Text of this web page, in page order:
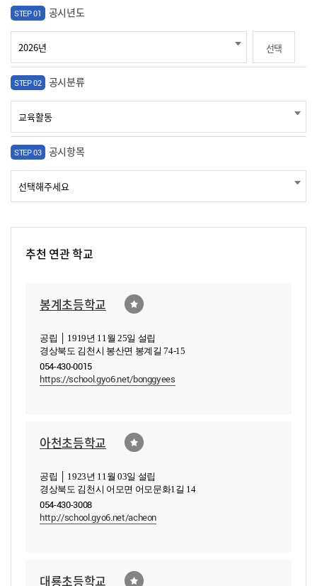
STEP 01 공시년도
선택
STEP 02 공시분류
STEP 03 공시항목
추천 연관 학교
봉계초등학교
공립 │ 1919년 11월 25일 설립
경상북도 김천시 봉산면 봉계길 74-15
054-430-0015
https://school.gyo6.net/bonggyees
아천초등학교
공립 │ 1923년 11월 03일 설립
경상북도 김천시 어모면 어모문화1길 14
054-430-3008
http://school.gyo6.net/acheon
대룡초등학교